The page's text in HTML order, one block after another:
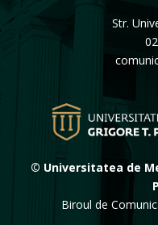
Str.
© Universitatea de
Biroul de